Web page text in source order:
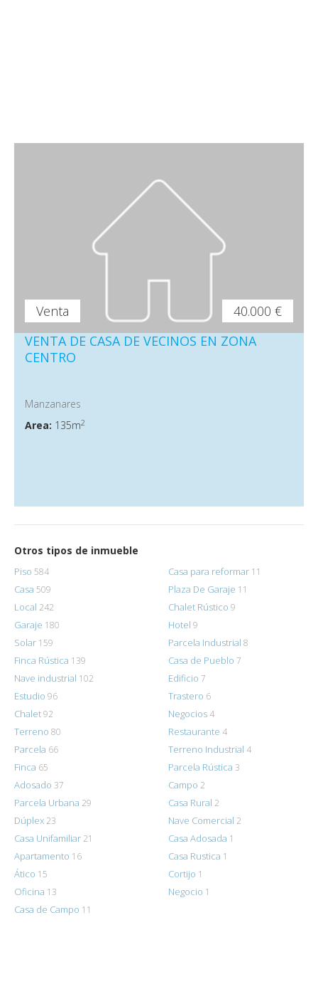
Venta
40.000 €
VENTA DE CASA DE VECINOS EN ZONA
CENTRO
Manzanares
Area: 135m2
Otros tipos de inmueble
Piso 584
Casa 509
Local 242
Garaje 180
Solar 159
Finca Rústica 139
Nave industrial 102
Estudio 96
Chalet92
Terreno 80
Parcela 66
Finca 65
Adosado 37
Parcela Urbana 29
Dúplex 23
Casa Unifamiliar 21
Apartamento 16
Ático 15
Oficina 13
Casa de Campo 11
Casa para reformar 11
Plaza De Garaje 11
Chalet Rústico 9
Hotel 9
Parcela Industrial 8
Casa de Pueblo 7
Edificio 7
Trastero 6
Negocios 4
Restaurante 4
Terreno Industrial 4
Parcela Rústica 3
Campo 2
Casa Rural 2
Nave Comercial 2
Casa Adosada 1
Casa Rustica 1
Cortijo 1
Negocio 1